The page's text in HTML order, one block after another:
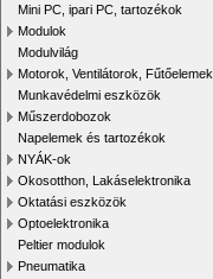
Mini PC, ipari PC, tartozékok
Modulok
Modulvilág
Motorok, Ventilátorok, Fűtőelemek
Munkavédelmi eszközök
Műszerdobozok
Napelemek és tartozékok
NYÁK-ok
Okosotthon, Lakáselektronika
Oktatási eszközök
Optoelektronika
Peltier modulok
Pneumatika